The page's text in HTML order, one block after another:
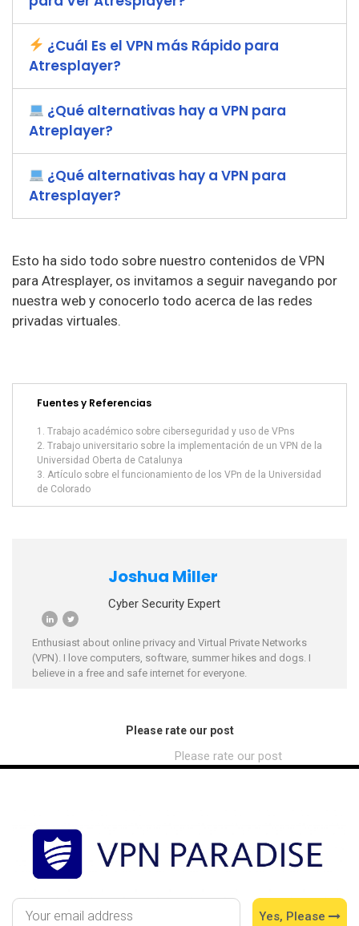
¿Cuál Es el VPN más Rápido para
Atresplayer?
¿Qué alternativas hay a VPN para
Atreplayer?
¿Qué alternativas hay a VPN para
Atresplayer?
Esto ha sido todo sobre nuestro contenidos de VPN
para Atresplayer, os invitamos a seguir navegando por
nuestra web y conocerlo todo acerca de las redes
privadas virtuales.
Fuentes y Referencias
Trabajo académico sobre ciberseguridad y uso de VPns
Trabajo universitario sobre la implementación de un VPN de la
Universidad Oberta de Catalunya
Artículo sobre el funcionamiento de los VPn de la Universidad
de Colorado
Joshua Miller
Cyber Security Expert
Enthusiast about online privacy and Virtual Private Networks
(VPN). I love computers, software, summer hikes and dogs. I
believe in a free and safe internet for everyone.
Please rate our post
Please rate our post
Yes, Please